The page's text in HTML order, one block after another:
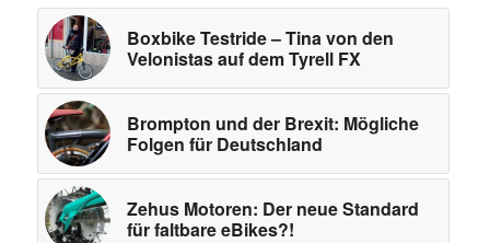
Boxbike Testride – Tina von den
Velonistas auf dem Tyrell FX
Brompton und der Brexit: Mögliche
Folgen für Deutschland
Zehus Motoren: Der neue Standard
für faltbare eBikes?!